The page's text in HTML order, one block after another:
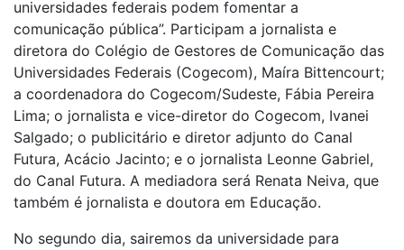
universidades federais podem fomentar a
comunicação pública”. Participam a jornalista e
diretora do Colégio de Gestores de Comunicação das
Universidades Federais (Cogecom), Maíra Bittencourt;
a coordenadora do Cogecom/Sudeste, Fábia Pereira
Lima; o jornalista e vice-diretor do Cogecom, Ivanei
Salgado; o publicitário e diretor adjunto do Canal
Futura, Acácio Jacinto; e o jornalista Leonne Gabriel,
do Canal Futura. A mediadora será Renata Neiva, que
também é jornalista e doutora em Educação.
No segundo dia, sairemos da universidade para